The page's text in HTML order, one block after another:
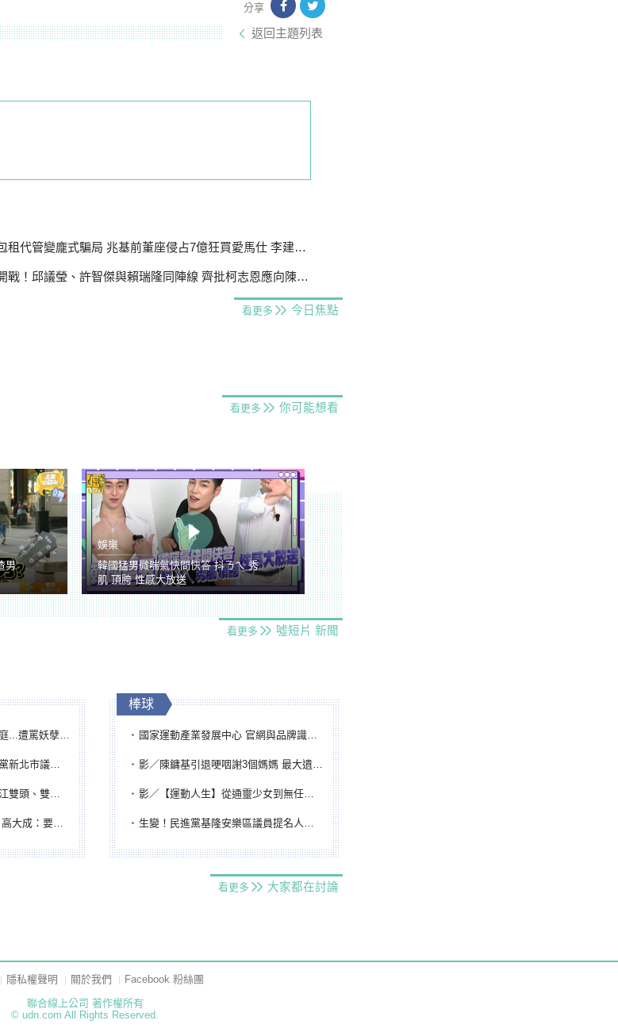
分享
返回主題列表
租代管變龐式騙局 兆基前董座侵占7億狂買愛馬仕 李建成送北檢
戰！邱議瑩、許智傑與賴瑞隆同陣線 齊批柯志恩應向陳時中道歉
看更多 今日焦點
看更多 你可能想看
男
娛樂
韓國猛男微喘氣快問快答 抖ㄋㄟ 秀
肌 頂胯 性感大放送
看更多 噓短片 新聞
淑娟批：舌頭殺人有罪
園反毒防線升級政見
人頭氣球全登場
多刀顯示怨恨深
棒球
國家運動產業發展中心 官網與品牌識別標誌重磅啟用
影／陳鏞基引退哽咽謝3個媽媽 最大遺憾無緣大聯盟
影／【運動人生】從通靈少女到無任所大使 劉柏君女裁判人生國際發光
生變！民進黨基隆安樂區議員提名人黃永翔突被除名 將另提他人
看更多 大家都在討論
隱私權聲明 關於我們
Facebook 粉絲團
聯合線上公司 著作權所有
© udn.com All Rights Reserved.